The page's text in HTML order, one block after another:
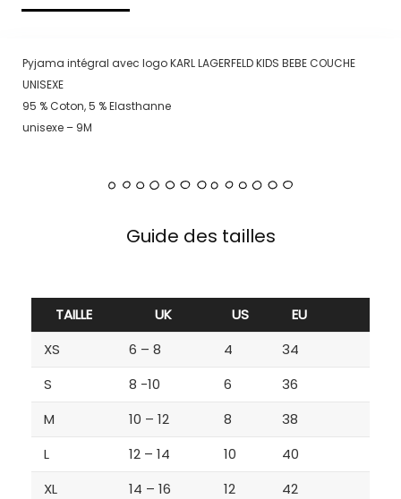
Pyjama intégral avec logo KARL LAGERFELD KIDS BEBE COUCHE
UNISEXE
95 % Coton, 5 % Elasthanne
unisexe – 9M
Guide des tailles
TAILLE UK US
EU
XS
6 – 8 4
34
S
8 -10 6
36
M
10 – 12 8
38
L
12 – 14 10
40
XL
14 – 16 12
42